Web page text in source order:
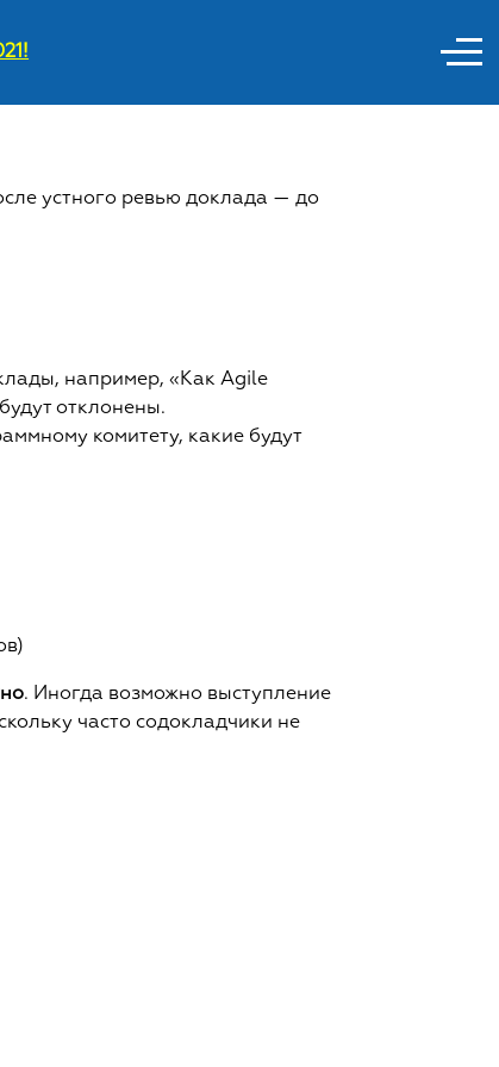
устного ревью доклада — до
например, «Как Agile
отклонены.
комитету, какие будут
. Иногда возможно выступление
часто содокладчики не